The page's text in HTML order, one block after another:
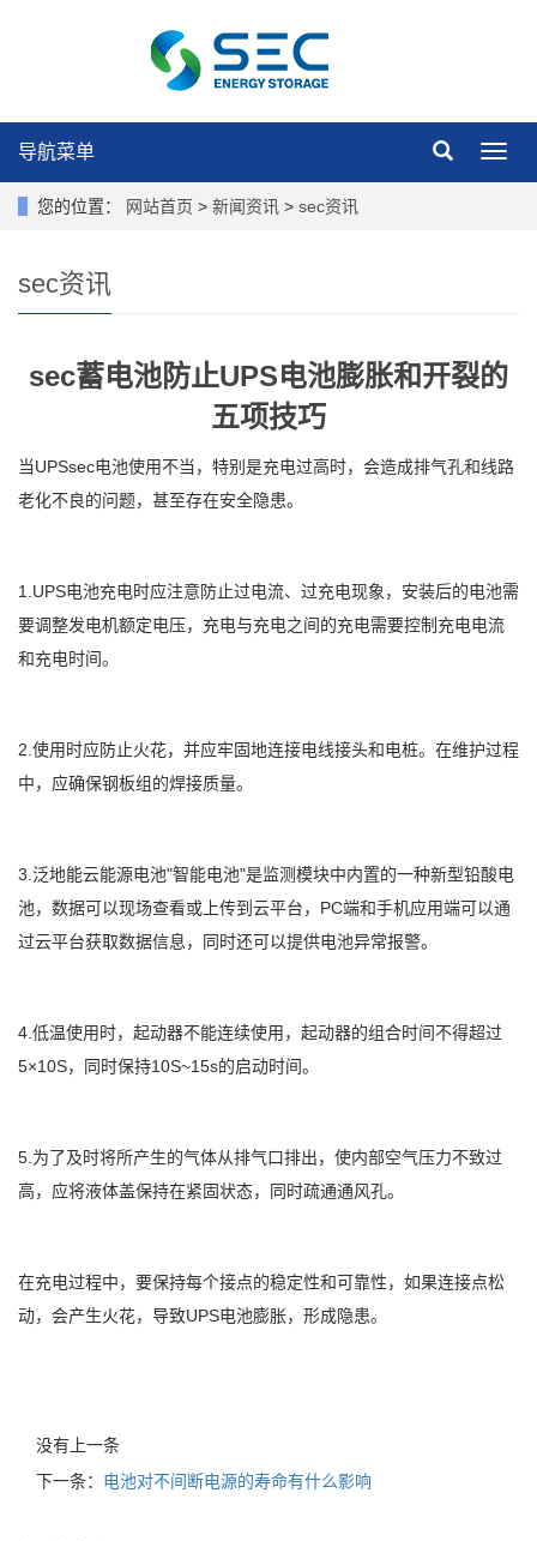
导
导航菜单
您的位置： 网站首页 > 新闻资讯 > sec资讯
sec资讯
sec蓄电池防止UPS电池膨胀和开裂的
五项技巧
当UPSsec电池使用不当，特别是充电过高时，会造成排气孔和线路
老化不良的问题，甚至存在安全隐患。
1.UPS电池充电时应注意防止过电流、过充电现象，安装后的电池需
要调整发电机额定电压，充电与充电之间的充电需要控制充电电流
和充电时间。
2.使用时应防止火花，并应牢固地连接电线接头和电桩。在维护过程
中，应确保钢板组的焊接质量。
3.泛地能云能源电池"智能电池"是监测模块中内置的一种新型铅酸电
池，数据可以现场查看或上传到云平台，PC端和手机应用端可以通
过云平台获取数据信息，同时还可以提供电池异常报警。
4.低温使用时，起动器不能连续使用，起动器的组合时间不得超过
5×10S，同时保持10S~15s的启动时间。
5.为了及时将所产生的气体从排气口排出，使内部空气压力不致过
高，应将液体盖保持在紧固状态，同时疏通通风孔。
在充电过程中，要保持每个接点的稳定性和可靠性，如果连接点松
动，会产生火花，导致UPS电池膨胀，形成隐患。
没有上一条
下一条： 电池对不间断电源的寿命有什么影响